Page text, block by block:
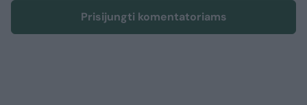
Prisijungti komentatoriams